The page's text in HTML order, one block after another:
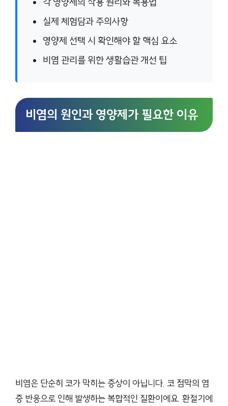
실제 체험담과 주의사항
영양제 선택 시 확인해야 할 핵심 요소
비염 관리를 위한 생활습관 개선 팁
비염의 원인과 영양제가 필요한 이유
비염은 단순히 코가 막히는 증상이 아닙니다. 코 점막의 염
증 반응으로 인해 발생하는 복합적인 질환이에요. 환절기에